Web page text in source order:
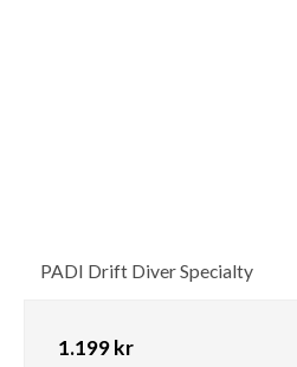
PADI Drift Diver Specialty
1.199 kr